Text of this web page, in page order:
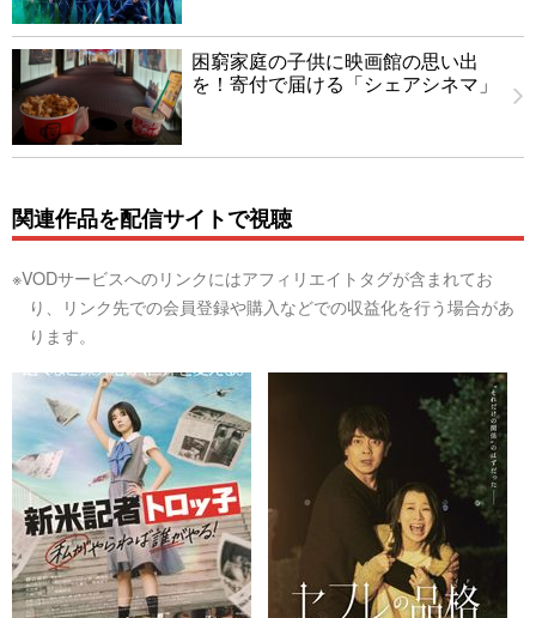
困窮家庭の子供に映画館の思い出
を！寄付で届ける「シェアシネマ」
関連作品を配信サイトで視聴
※VODサービスへのリンクにはアフィリエイトタグが含まれてお
り、リンク先での会員登録や購入などでの収益化を行う場合があ
ります。